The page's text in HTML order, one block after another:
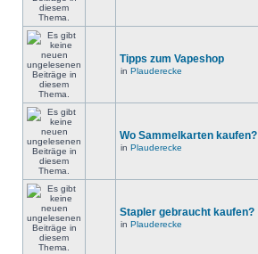
Tipps zum Vapeshop
in Plauderecke
Wo Sammelkarten kaufen?
in Plauderecke
Stapler gebraucht kaufen?
in Plauderecke